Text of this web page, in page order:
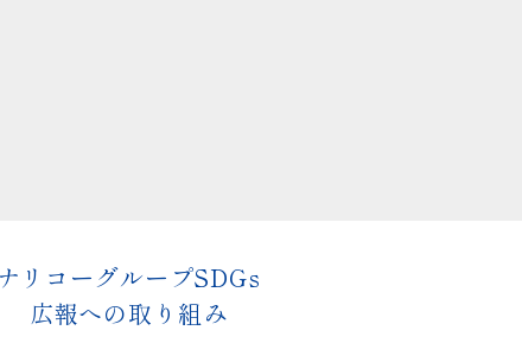
ナリコーグループSDGs
広報への取り組み